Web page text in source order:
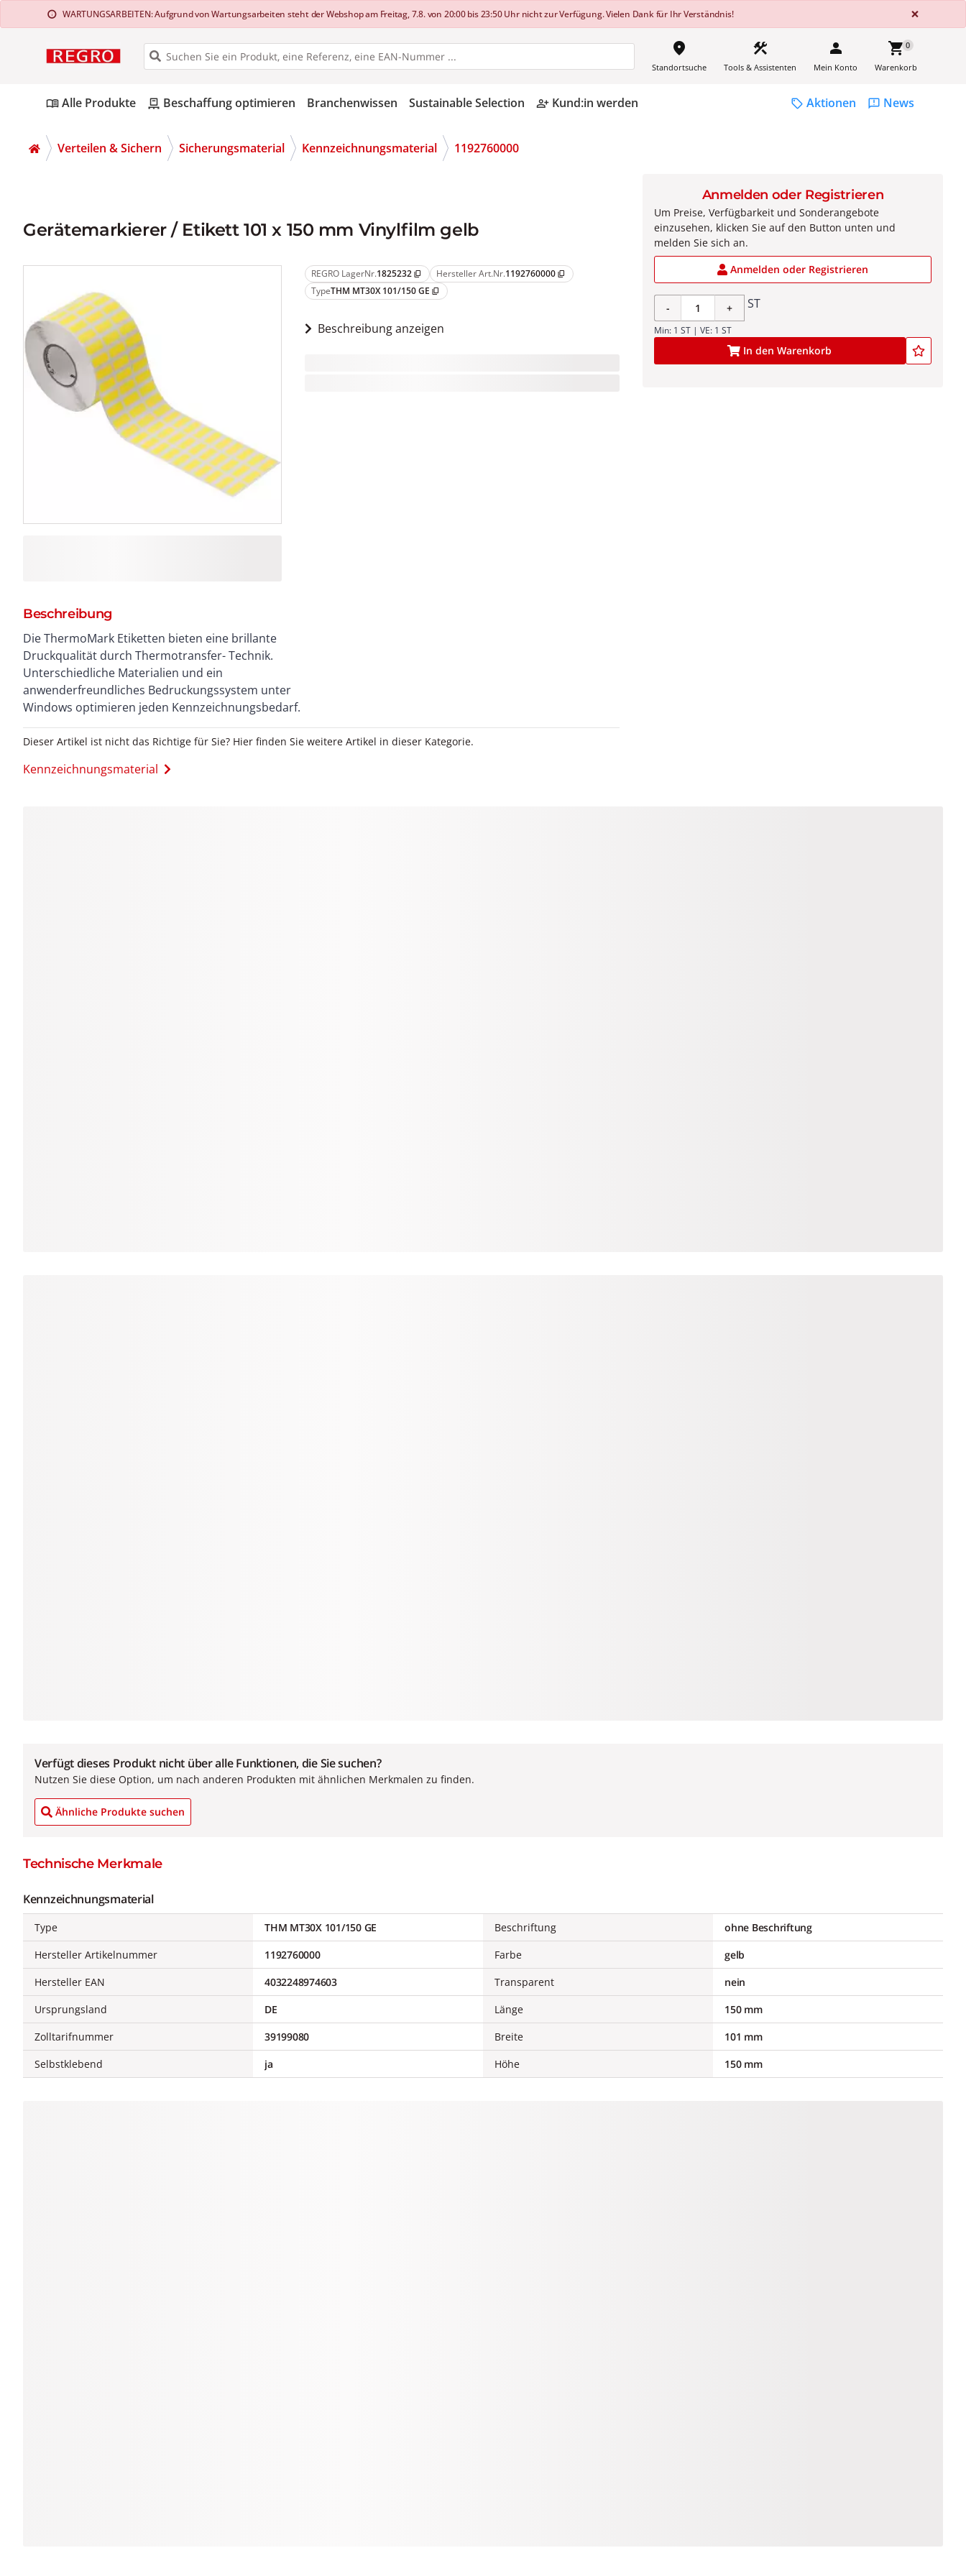
info WARTUNGSARBEITEN: Aufgrund von Wartungsarbeiten steht der Webshop am Freitag, 7.8. von 20:00 bis 23:50 Uhr nicht zur Verfügung. Vielen Dank für Ihr Verständnis! ×
place
Standortsuche
construction
Tools & Assistenten
person
Mein Konto
shopping_cart0
Warenkorb
menu_bookAlle Produkte pallet Beschaffung optimieren Branchenwissen Sustainable Selection person_add_alt Kund:in werden sell Aktionen feedback News
Verteilen & Sichern Sicherungsmaterial Kennzeichnungsmaterial 1192760000
Gerätemarkierer / Etikett 101 x 150 mm Vinylfilm gelb
REGRO LagerNr.1825232 content_copy Hersteller Art.Nr.1192760000 content_copy
TypeTHM MT30X 101/150 GE content_copy
Beschreibung anzeigen
Beschreibung
Die ThermoMark Etiketten bieten eine brillante
Druckqualität durch Thermotransfer- Technik.
Unterschiedliche Materialien und ein
anwenderfreundliches Bedruckungssystem unter
Windows optimieren jeden Kennzeichnungsbedarf.
Dieser Artikel ist nicht das Richtige für Sie? Hier finden Sie weitere Artikel in dieser Kategorie.
Kennzeichnungsmaterial
Anmelden oder Registrieren
Um Preise, Verfügbarkeit und Sonderangebote
einzusehen, klicken Sie auf den Button unten und
melden Sie sich an.
Anmelden oder Registrieren
- + ST
Min: 1 ST | VE: 1 ST
In den Warenkorb
Verfügt dieses Produkt nicht über alle Funktionen, die Sie suchen?
Nutzen Sie diese Option, um nach anderen Produkten mit ähnlichen Merkmalen zu finden.
Ähnliche Produkte suchen
Technische Merkmale
Kennzeichnungsmaterial
Type
THM MT30X 101/150 GE
Hersteller Artikelnummer
1192760000
Hersteller EAN
4032248974603
Ursprungsland
DE
Zolltarifnummer
39199080
Selbstklebend
ja
Beschriftung
ohne Beschriftung
Farbe
gelb
Transparent
nein
Länge
150 mm
Breite
101 mm
Höhe
150 mm